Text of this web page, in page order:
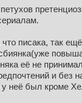
что писака, так
еë не
и без
у неё был кроме